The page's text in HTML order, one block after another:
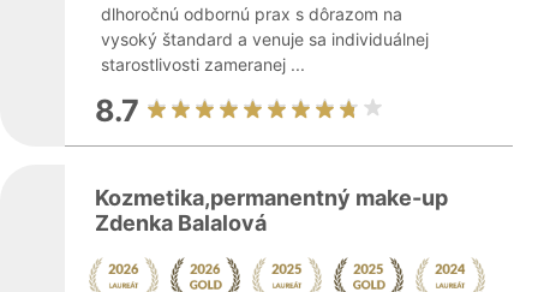
dlhoročnú odbornú prax s dôrazom na
vysoký štandard a venuje sa individuálnej
starostlivosti zameranej ...
8.7
Kozmetika,permanentný make-up
Zdenka Balalová